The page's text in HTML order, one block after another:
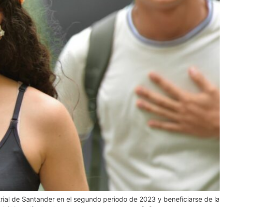
de Santander en el segundo periodo de 2023 y beneficiarse de la